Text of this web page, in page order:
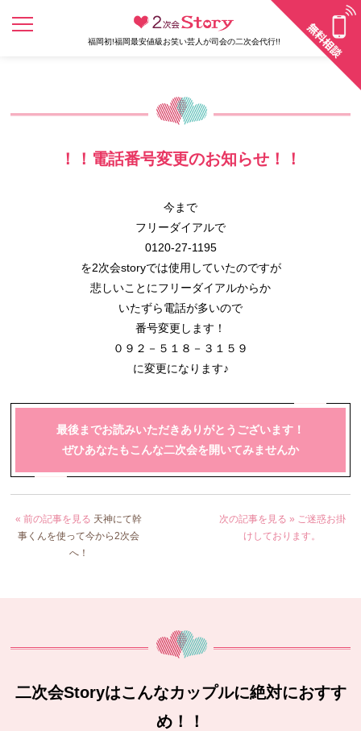
福岡初!福岡最安値級お笑い芸人が司会の二次会代行!!
！！電話番号変更のお知らせ！！
今まで
フリーダイアルで
0120-27-1195
を2次会storyでは使用していたのですが
悲しいことにフリーダイアルからか
いたずら電話が多いので
番号変更します！
０９２－５１８－３１５９
に変更になります♪
最後までお読みいただきありがとうございます！
ぜひあなたもこんな二次会を開いてみませんか
« 前の記事を見る 天神にて幹
事くんを使って今から2次会
へ！
次の記事を見る » ご迷惑お掛
けしております。
二次会Storyはこんなカップルに絶対におすす
め！！